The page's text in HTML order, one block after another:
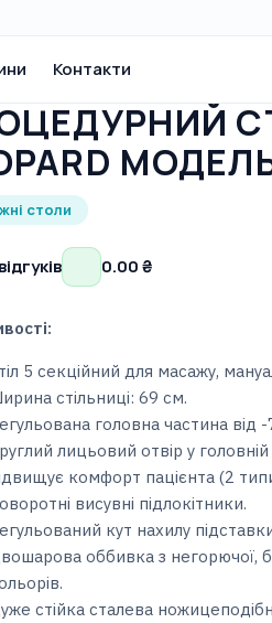
Контакти
столи
0.00₴
5 секційний для масажу,
стільниці: 69 см.
головна частина
лицьовий отвір у
комфорт пацієнта (2
висувні підлокітники.
кут нахилу
оббивка з негорючої,
стійка сталева